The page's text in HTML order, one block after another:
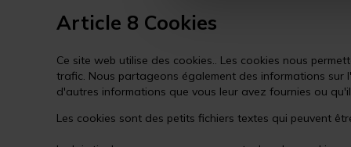
Article 8 Cookies
Ce site web utilise des cookies.. Les cookies nous
trafic. Nous partageons également des informations sur
d'autres informations que vous leur avez fournies ou
Les cookies sont des petits fichiers textes qui peuvent